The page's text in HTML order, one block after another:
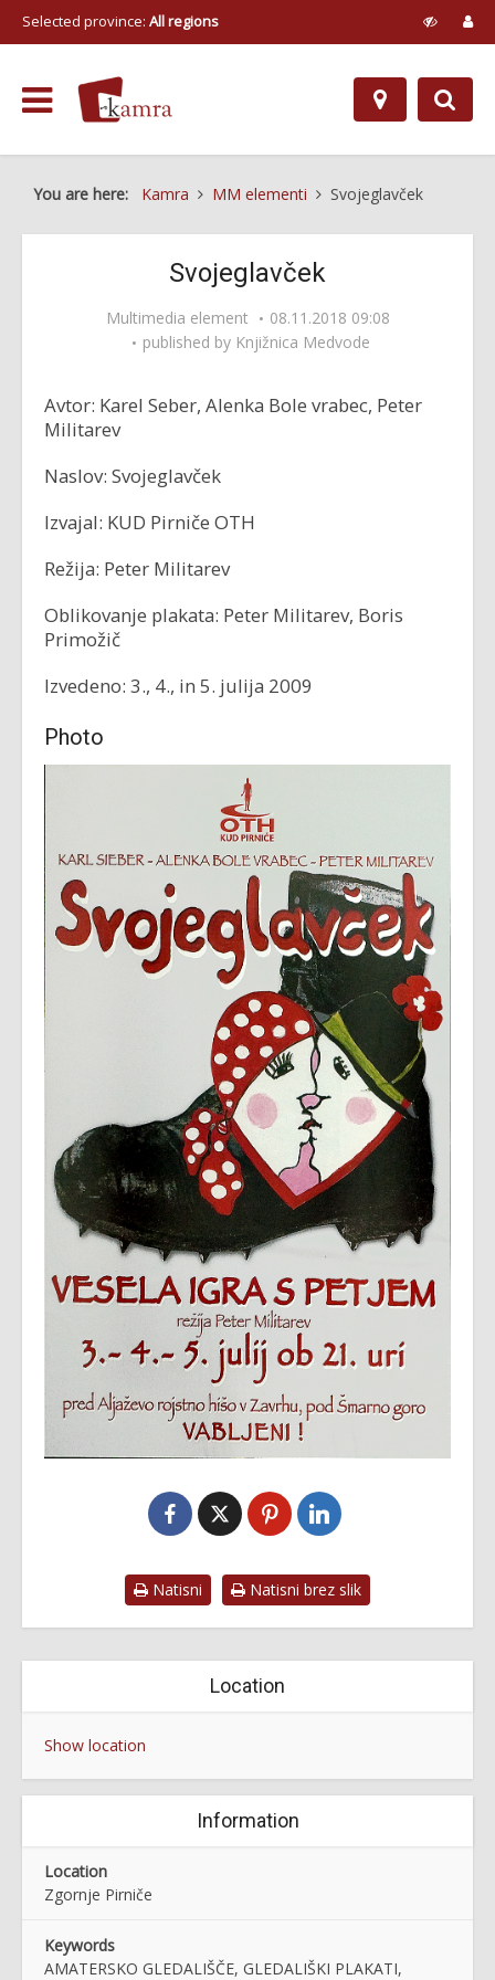
Selected province: All regions
You are here: Kamra MM elementi Svojeglavček
Svojeglavček
Multimedia element
08.11.2018 09:08
published by Knjižnica Medvode
Avtor: Karel Seber, Alenka Bole vrabec, Peter
Militarev
Naslov: Svojeglavček
Izvajal: KUD Pirniče OTH
Režija: Peter Militarev
Oblikovanje plakata: Peter Militarev, Boris
Primožič
Izvedeno: 3., 4., in 5. julija 2009
Photo
Natisni Natisni brez slik
Location
Show location
Information
Location
Zgornje Pirniče
Keywords
AMATERSKO GLEDALIŠČE, GLEDALIŠKI PLAKATI,